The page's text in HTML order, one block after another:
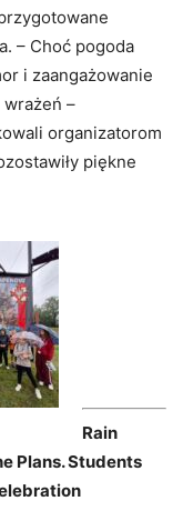
– Choć pogoda
i zaangażowanie
wrażeń –
organizatorom
piękne
Rain
Plans. Students